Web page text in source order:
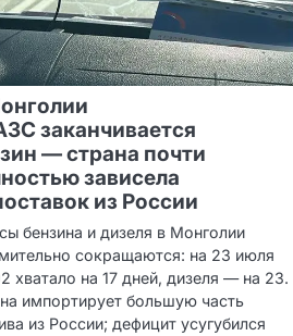
заканчивается
— страна почти
зависела
из России
бензина и дизеля в Монголии
сокращаются: на 23 июля
хватало на 17 дней, дизеля — на 23.
импортирует большую часть
из России; дефицит усугубился